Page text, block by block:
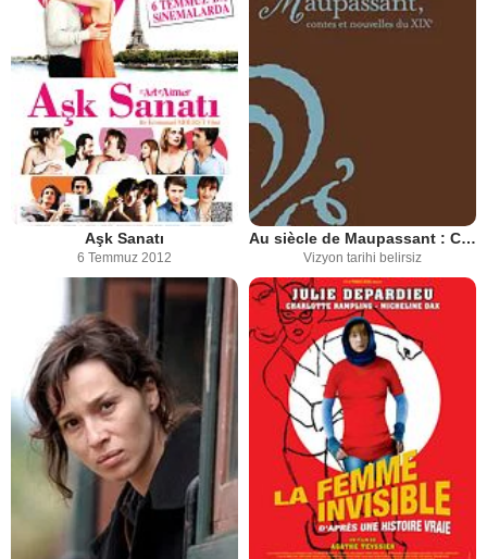
Aşk Sanatı
6 Temmuz 2012
Au siècle de Maupassant : Contes et nouvelles du XIXe siècle
Vizyon tarihi belirsiz